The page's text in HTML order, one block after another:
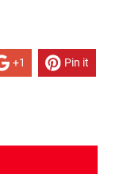
+1 Pin it